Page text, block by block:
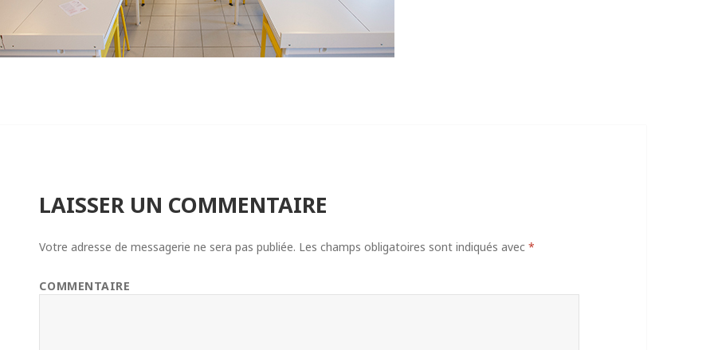
LAISSER UN COMMENTAIRE
Votre adresse de messagerie ne sera pas publiée. Les champs obligatoires sont indiqués avec*
COMMENTAIRE